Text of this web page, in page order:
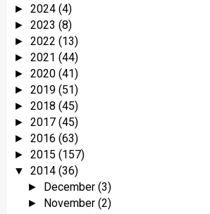
► 2024 (4)
► 2023 (8)
► 2022 (13)
► 2021 (44)
► 2020 (41)
► 2019 (51)
► 2018 (45)
► 2017 (45)
► 2016 (63)
► 2015 (157)
▼ 2014 (36)
► December(3)
► November(2)